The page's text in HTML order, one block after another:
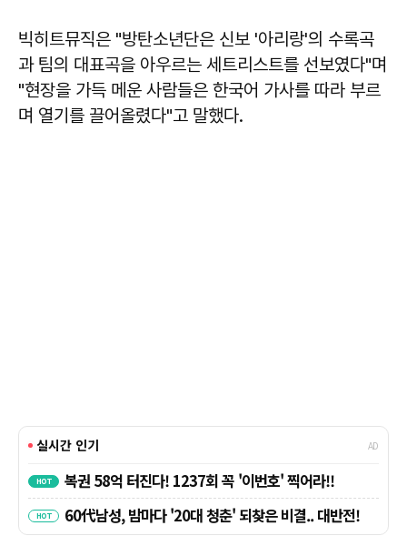
빅히트뮤직은 "방탄소년단은 신보 '아리랑'의 수록곡
과 팀의 대표곡을 아우르는 세트리스트를 선보였다"며
"현장을 가득 메운 사람들은 한국어 가사를 따라 부르
며 열기를 끌어올렸다"고 말했다.